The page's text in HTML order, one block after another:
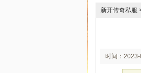
新开传奇私服
时间：